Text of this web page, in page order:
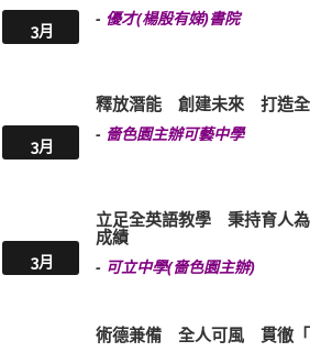
3月
- 優才(楊殷有娣)書院
3月
釋放潛能 創建未來 打造全
- 嗇色園主辦可藝中學
3月
立足全英語教學 秉持育人
成績
- 可立中學(嗇色園主辦)
術德兼備 全人可風 貫徹「